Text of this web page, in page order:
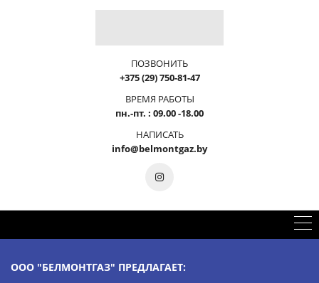
ПОЗВОНИТЬ
+375 (29) 750-81-47
ВРЕМЯ РАБОТЫ
пн.-пт. : 09.00 -18.00
НАПИСАТЬ
info@belmontgaz.by
ООО "БЕЛМОНТГАЗ" ПРЕДЛАГАЕТ: